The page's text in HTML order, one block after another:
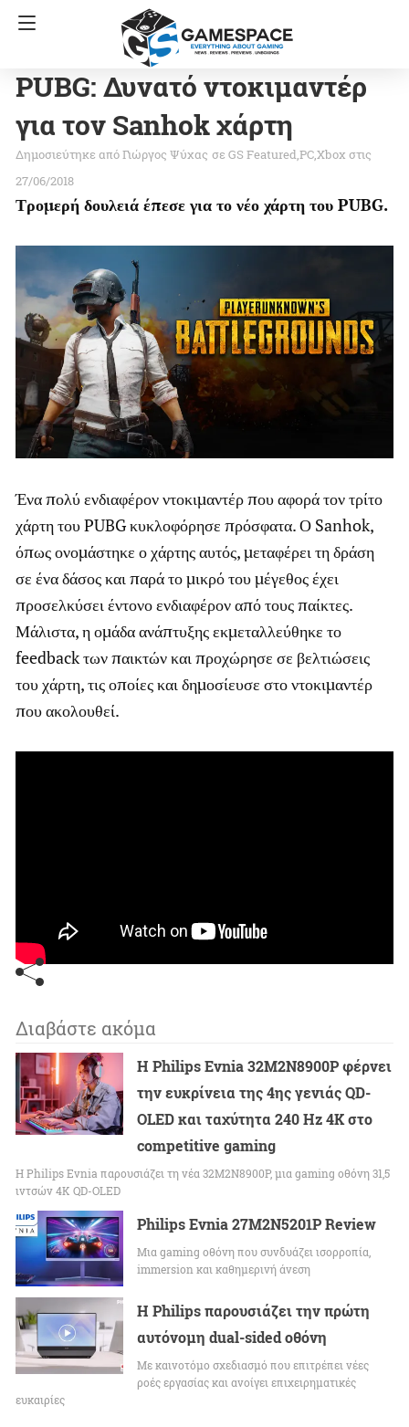
PUBG: Δυνατό ντοκιμαντέρ
για τον Sanhok χάρτη
Γιώργος Ψύχας σε GS FeaturedPCXbox στις
27/06/2018
Τρομερή δουλειά έπεσε για το νέο χάρτη του PUBG.
Ένα πολύ ενδιαφέρον ντοκιμαντέρ που αφορά τον τρίτο
χάρτη του PUBG κυκλοφόρησε πρόσφατα. Ο Sanhok,
όπως ονομάστηκε ο χάρτης αυτός, μεταφέρει τη δράση
σε ένα δάσος και παρά το μικρό του μέγεθος έχει
προσελκύσει έντονο ενδιαφέρον από τους παίκτες.
Μάλιστα, η ομάδα ανάπτυξης εκμεταλλεύθηκε το
feedback των παικτών και προχώρησε σε βελτιώσεις
του χάρτη, τις οποίες και δημοσίευσε στο ντοκιμαντέρ
που ακολουθεί.
Διαβάστε ακόμα
Η Philips Evnia 32M2N8900P φέρνει
την ευκρίνεια της 4ης γενιάς QD-
OLED και ταχύτητα 240 Hz 4K στο
competitive gaming
Η Philips Evnia παρουσιάζει τη νέα 32M2N8900P, μια gaming οθόνη 31,5
ιντσών 4K QD-OLED
Philips Evnia 27M2N5201P Review
Μια gaming οθόνη που συνδυάζει ισορροπία,
immersion και καθημερινή άνεση
Η Philips παρουσιάζει την πρώτη
αυτόνομη dual-sided οθόνη
Με καινοτόμο σχεδιασμό που επιτρέπει νέες
ροές εργασίας και ανοίγει επιχειρηματικές
ευκαιρίες